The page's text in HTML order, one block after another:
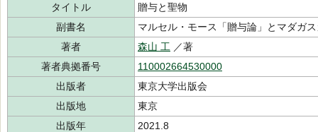
タイトル
贈与と聖物
副書名
マルセル・モース「贈与論」とマダガ
著者
森山 工 ／著
著者典拠番号
110002664530000
出版者
東京大学出版会
出版地
東京
出版年
2021.8